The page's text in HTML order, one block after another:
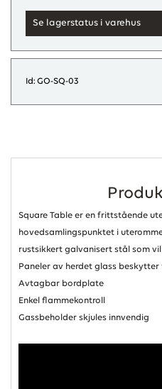
Se lagerstatus i varehus
Id: GO-SQ-03
Square Table er en frittstående
hovedsamlingspunktet i
rustsikkert galvanisert stål som
Paneler av herdet glass
Avtagbar bordplate
Enkel flammekontroll
Gassbeholder skjules innvendig